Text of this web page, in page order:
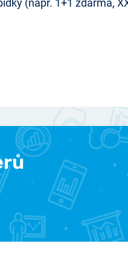
(např. 1+1 zdarma,